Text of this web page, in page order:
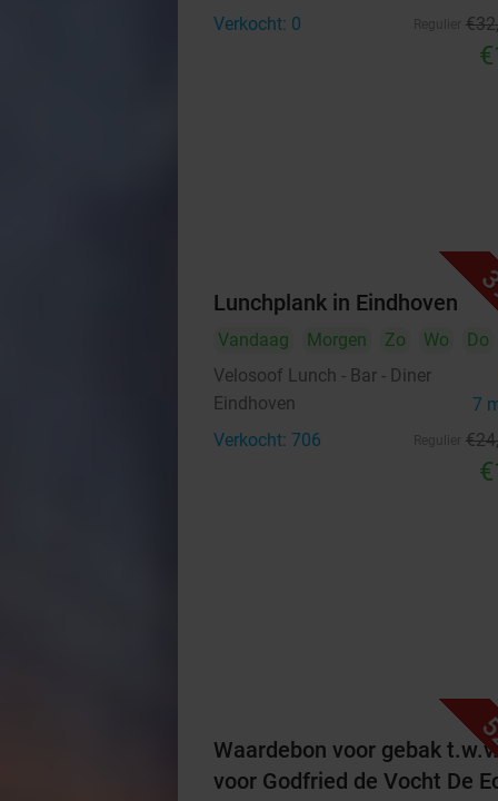
Verkocht: 0 €32
Lunchplank in Eindhoven
Vandaag Morgen Zo Wo
Do
Velosoof Lunch - Bar - Diner
Eindhoven 7
Verkocht: 706 €24
Waardebon voor gebak
voor Godfried de Vocht De